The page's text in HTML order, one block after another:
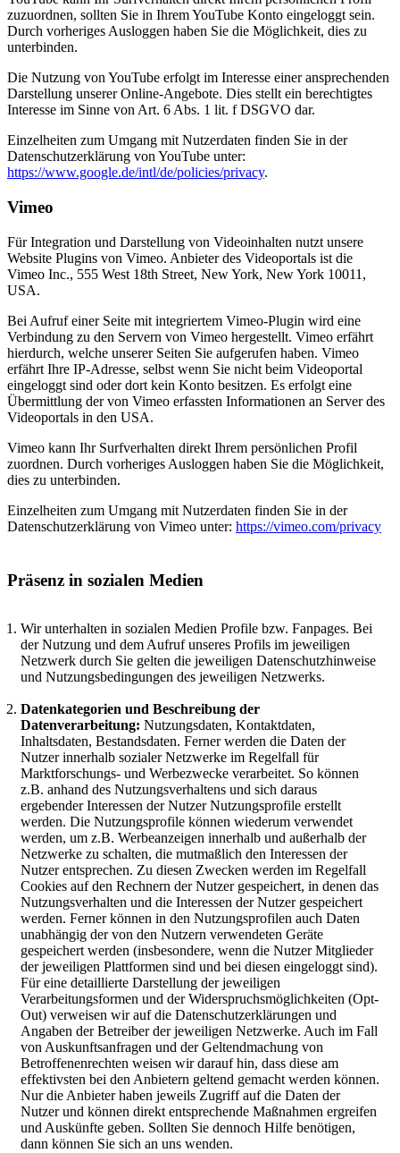
zuzuordnen, sollten Sie in Ihrem YouTube Konto eingeloggt sein.
Durch vorheriges Ausloggen haben Sie die Möglichkeit, dies zu
unterbinden.
Die Nutzung von YouTube erfolgt im Interesse einer ansprechenden
Darstellung unserer Online-Angebote. Dies stellt ein berechtigtes
Interesse im Sinne von Art. 6 Abs. 1 lit. f DSGVO dar.
Einzelheiten zum Umgang mit Nutzerdaten finden Sie in der
Datenschutzerklärung von YouTube unter:
https://www.google.de/intl/de/policies/privacy.
Vimeo
Für Integration und Darstellung von Videoinhalten nutzt unsere
Website Plugins von Vimeo. Anbieter des Videoportals ist die
Vimeo Inc., 555 West 18th Street, New York, New York 10011,
USA.
Bei Aufruf einer Seite mit integriertem Vimeo-Plugin wird eine
Verbindung zu den Servern von Vimeo hergestellt. Vimeo erfährt
hierdurch, welche unserer Seiten Sie aufgerufen haben. Vimeo
erfährt Ihre IP-Adresse, selbst wenn Sie nicht beim Videoportal
eingeloggt sind oder dort kein Konto besitzen. Es erfolgt eine
Übermittlung der von Vimeo erfassten Informationen an Server des
Videoportals in den USA.
Vimeo kann Ihr Surfverhalten direkt Ihrem persönlichen Profil
zuordnen. Durch vorheriges Ausloggen haben Sie die Möglichkeit,
dies zu unterbinden.
Einzelheiten zum Umgang mit Nutzerdaten finden Sie in der
Datenschutzerklärung von Vimeo unter: https://vimeo.com/privacy
Präsenz in sozialen Medien
Wir unterhalten in sozialen Medien Profile bzw. Fanpages. Bei
der Nutzung und dem Aufruf unseres Profils im jeweiligen
Netzwerk durch Sie gelten die jeweiligen Datenschutzhinweise
und Nutzungsbedingungen des jeweiligen Netzwerks.
Datenkategorien und Beschreibung der
Datenverarbeitung: Nutzungsdaten, Kontaktdaten,
Inhaltsdaten, Bestandsdaten. Ferner werden die Daten der
Nutzer innerhalb sozialer Netzwerke im Regelfall für
Marktforschungs- und Werbezwecke verarbeitet. So können
z.B. anhand des Nutzungsverhaltens und sich daraus
ergebender Interessen der Nutzer Nutzungsprofile erstellt
werden. Die Nutzungsprofile können wiederum verwendet
werden, um z.B. Werbeanzeigen innerhalb und außerhalb der
Netzwerke zu schalten, die mutmaßlich den Interessen der
Nutzer entsprechen. Zu diesen Zwecken werden im Regelfall
Cookies auf den Rechnern der Nutzer gespeichert, in denen das
Nutzungsverhalten und die Interessen der Nutzer gespeichert
werden. Ferner können in den Nutzungsprofilen auch Daten
unabhängig der von den Nutzern verwendeten Geräte
gespeichert werden (insbesondere, wenn die Nutzer Mitglieder
der jeweiligen Plattformen sind und bei diesen eingeloggt sind).
Für eine detaillierte Darstellung der jeweiligen
Verarbeitungsformen und der Widerspruchsmöglichkeiten (Opt-
Out) verweisen wir auf die Datenschutzerklärungen und
Angaben der Betreiber der jeweiligen Netzwerke. Auch im Fall
von Auskunftsanfragen und der Geltendmachung von
Betroffenenrechten weisen wir darauf hin, dass diese am
effektivsten bei den Anbietern geltend gemacht werden können.
Nur die Anbieter haben jeweils Zugriff auf die Daten der
Nutzer und können direkt entsprechende Maßnahmen ergreifen
und Auskünfte geben. Sollten Sie dennoch Hilfe benötigen,
dann können Sie sich an uns wenden.